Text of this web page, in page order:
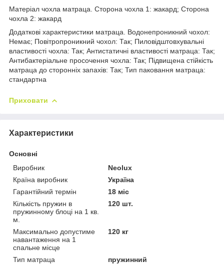
Матеріал чохла матраца. Сторона чохла 1: жакард; Сторона
чохла 2: жакард
Додаткові характеристики матраца. Водонепроникний чохол:
Немає; Повітропроникний чохол: Так; Пиловідштовхувальні
властивості чохла: Так; Антистатичні властивості матраца: Так;
Антибактеріальне просочення чохла: Так; Підвищена стійкість
матраца до сторонніх запахів: Так; Тип паковання матраца:
стандартна
Приховати
Характеристики
Основні
Виробник
Neolux
Країна виробник
Україна
Гарантійний термін
18 міс
Кількість пружин в
пружинному блоці на 1 кв.
м.
120 шт.
Максимально допустиме
навантаження на 1
спальне місце
120 кг
Тип матраца
пружинний